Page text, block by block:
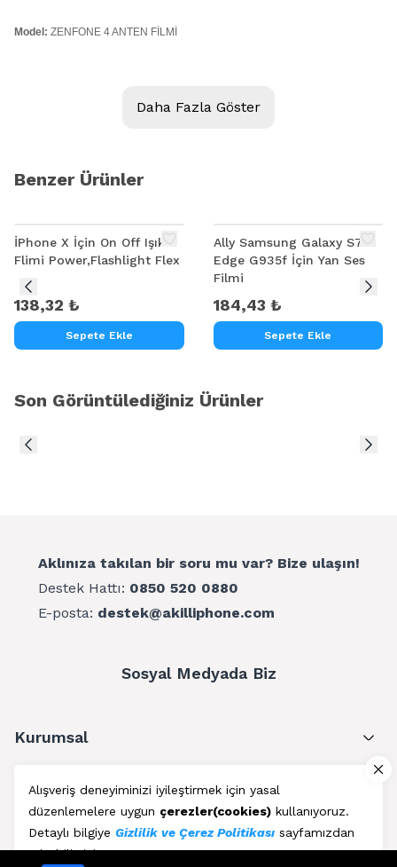
Alışveriş deneyiminizi iyileştirmek için yasal
düzenlemelere uygun çerezler(cookies) kullanıyoruz.
Detaylı bilgiye Gizlilik ve Çerez Politikası sayfamızdan
erişebilirsiniz.
Model: ZENFONE 4 ANTEN FİLMİ
Daha Fazla Göster
Benzer Ürünler
İPhone X İçin On Off Işık
Flimi Power,Flashlight Flex
138,32 ₺
Sepete Ekle
Ally Samsung Galaxy S7
Edge G935f İçin Yan Ses
Filmi
184,43 ₺
Sepete Ekle
Son Görüntülediğiniz Ürünler
Aklınıza takılan bir soru mu var? Bize ulaşın!
Destek Hattı: 0850 520 0880
E-posta: destek@akilliphone.com
Sosyal Medyada Biz
Kurumsal
Müşteri Hizmetleri
Üyelik